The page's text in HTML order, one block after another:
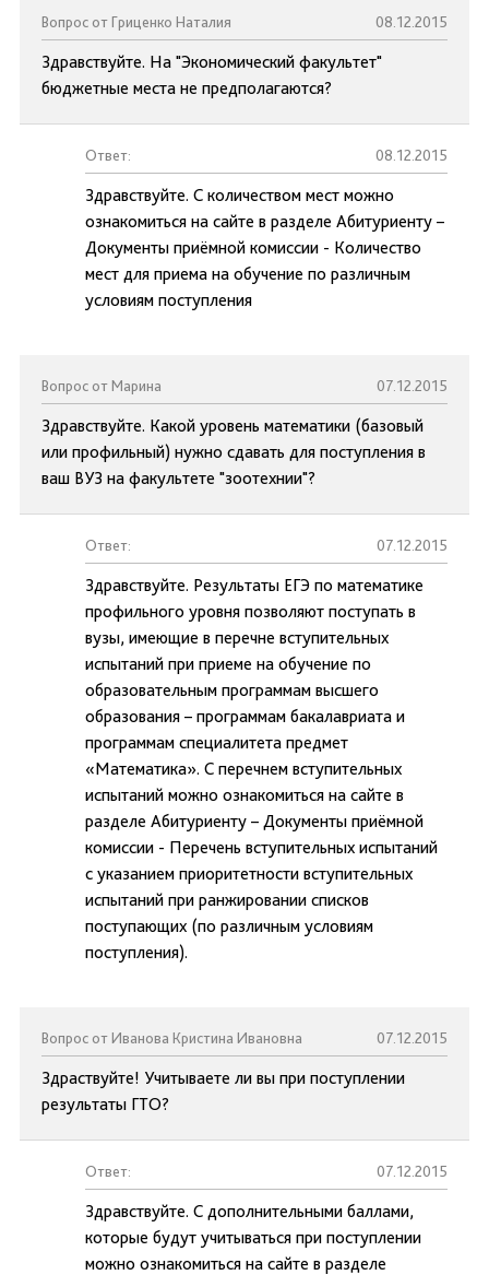
Вопрос от Гриценко Наталия 08.12.2015
Здравствуйте. На "Экономический факультет"
бюджетные места не предполагаются?
Ответ: 08.12.2015
Здравствуйте. С количеством мест можно
ознакомиться на сайте в разделе Абитуриенту –
Документы приёмной комиссии - Количество
мест для приема на обучение по различным
условиям поступления
Вопрос от Марина 07.12.2015
Здравствуйте. Какой уровень математики (базовый
или профильный) нужно сдавать для поступления в
ваш ВУЗ на факультете "зоотехнии"?
Ответ: 07.12.2015
Здравствуйте. Результаты ЕГЭ по математике
профильного уровня позволяют поступать в
вузы, имеющие в перечне вступительных
испытаний при приеме на обучение по
образовательным программам высшего
образования – программам бакалавриата и
программам специалитета предмет
«Математика». С перечнем вступительных
испытаний можно ознакомиться на сайте в
разделе Абитуриенту – Документы приёмной
комиссии - Перечень вступительных испытаний
с указанием приоритетности вступительных
испытаний при ранжировании списков
поступающих (по различным условиям
поступления).
Вопрос от Иванова Кристина Ивановна 07.12.2015
Здраствуйте! Учитываете ли вы при поступлении
результаты ГТО?
Ответ: 07.12.2015
Здравствуйте. С дополнительными баллами,
которые будут учитываться при поступлении
можно ознакомиться на сайте в разделе